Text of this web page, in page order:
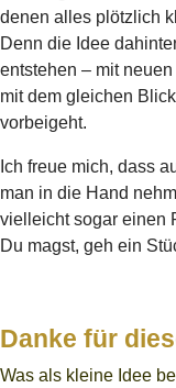
denen alles plötzlich
Denn die Idee
entstehen – mit
mit dem gleichen
vorbeigeht.
Ich freue mich, dass
man in die Hand
vielleicht sogar einen
Du magst, geh ein
Danke für
Was als kleine Idee